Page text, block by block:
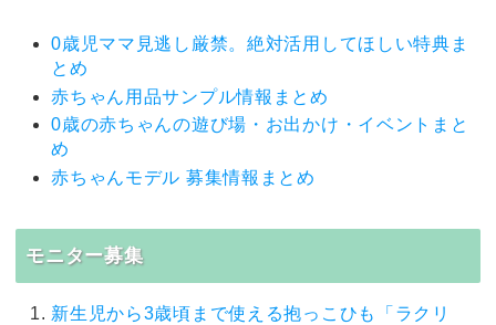
0歳児ママ見逃し厳禁。絶対活用してほしい特典ま
とめ
赤ちゃん用品サンプル情報まとめ
0歳の赤ちゃんの遊び場・お出かけ・イベントまと
め
赤ちゃんモデル 募集情報まとめ
モニター募集
新生児から3歳頃まで使える抱っこひも「ラクリ